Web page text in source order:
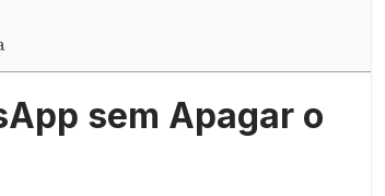
sem Apagar o